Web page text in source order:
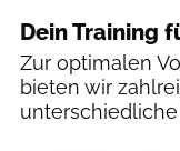
Dein Training
Zur optimalen
bieten wir